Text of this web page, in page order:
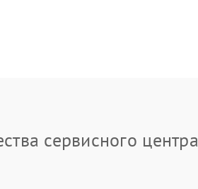
сервисного центра